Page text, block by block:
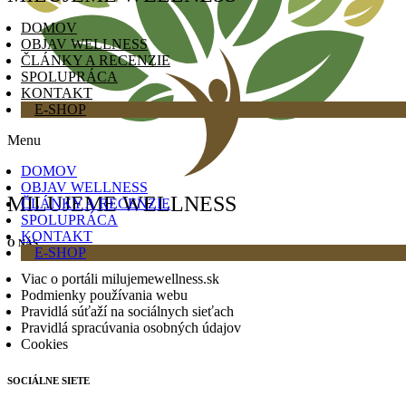
DOMOV
OBJAV WELLNESS
ČLÁNKY A RECENZIE
SPOLUPRÁCA
KONTAKT
E-SHOP
Menu
DOMOV
OBJAV WELLNESS
ČLÁNKY A RECENZIE
SPOLUPRÁCA
KONTAKT
E-SHOP
MILUJEME WELLNESS
O NÁS
Viac o portáli milujemewellness.sk
Podmienky používania webu
Pravidlá súťaží na sociálnych sieťach
Pravidlá spracúvania osobných údajov
Cookies
SOCIÁLNE SIETE